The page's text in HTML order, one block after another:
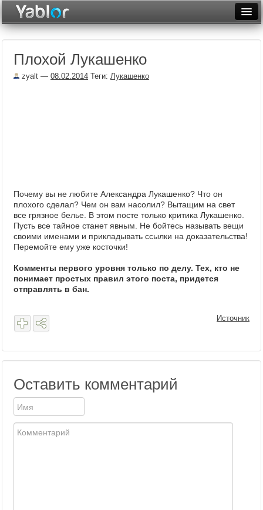
Неделя
Месяц
Плохой Лукашенко
zyalt — 08.02.2014 Теги: Лукашенко
Почему вы не любите Александра Лукашенко? Что он
плохого сделал? Чем он вам насолил? Вытащим на свет
все грязное белье. В этом посте только критика Лукашенко.
Пусть все тайное станет явным. Не бойтесь называть вещи
своими именами и прикладывать ссылки на доказательства!
Перемойте ему уже косточки!
Комменты первого уровня только по делу. Тех, кто не
понимает простых правил этого поста, придется
отправлять в бан.
Источник
Оставить комментарий